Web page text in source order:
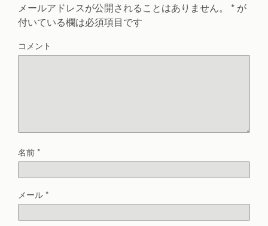
メールアドレスが公開されることはありません。 * が
付いている欄は必須項目です
コメント
名前*
メール*